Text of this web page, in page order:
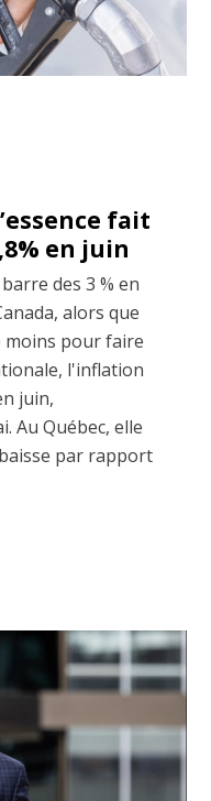
fait
en juin
des 3 % en
alors que
moins pour faire
l'inflation
juin,
Au Québec, elle
par rapport